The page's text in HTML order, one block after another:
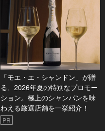
「モエ・エ・シャンドン」が贈
る、2026年夏の特別なプロモー
ション。極上のシャンパンを味
わえる厳選店舗を一挙紹介！
PR